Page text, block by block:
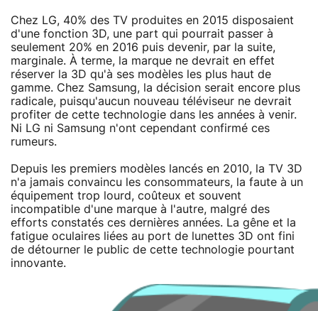
Chez LG, 40% des TV produites en 2015 disposaient
d'une fonction 3D, une part qui pourrait passer à
seulement 20% en 2016 puis devenir, par la suite,
marginale. À terme, la marque ne devrait en effet
réserver la 3D qu'à ses modèles les plus haut de
gamme. Chez Samsung, la décision serait encore plus
radicale, puisqu'aucun nouveau téléviseur ne devrait
profiter de cette technologie dans les années à venir.
Ni LG ni Samsung n'ont cependant confirmé ces
rumeurs.
Depuis les premiers modèles lancés en 2010, la TV 3D
n'a jamais convaincu les consommateurs, la faute à un
équipement trop lourd, coûteux et souvent
incompatible d'une marque à l'autre, malgré des
efforts constatés ces dernières années. La gêne et la
fatigue oculaires liées au port de lunettes 3D ont fini
de détourner le public de cette technologie pourtant
innovante.